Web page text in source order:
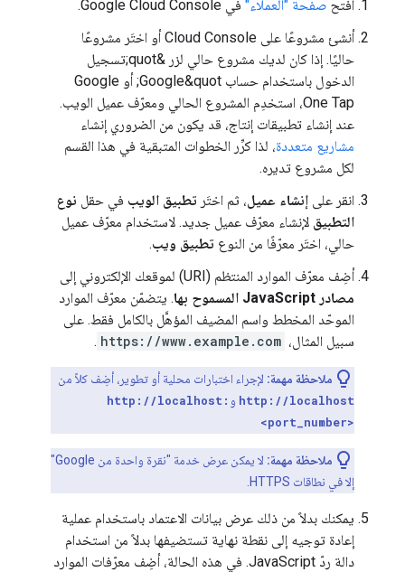
افتح صفحة "العملاء" في Google Cloud Console.
أنشئ مشروعًا على Cloud Console أو اختَر مشروعًا
حاليًا. إذا كان لديك مشروع حالي لزر &quot;تسجيل
الدخول باستخدام حساب Google&quot; أو Google
One Tap، استخدِم المشروع الحالي ومعرّف عميل الويب.
عند إنشاء تطبيقات إنتاج، قد يكون من الضروري إنشاء
مشاريع متعددة، لذا كرِّر الخطوات المتبقية في هذا القسم
لكل مشروع تديره.
انقر على إنشاء عميل، ثم اختَر تطبيق الويب في حقل نوع
التطبيق لإنشاء معرّف عميل جديد. لاستخدام معرّف عميل
حالي، اختَر معرّفًا من النوع تطبيق ويب.
أضِف معرّف الموارد المنتظم (URI) لموقعك الإلكتروني إلى
مصادر JavaScript المسموح بها
. يتضمّن معرّف الموارد
الموحّد المخطط واسم المضيف المؤهَّل بالكامل فقط. على
سبيل المثال، https://www.example.com
.
ملاحظة مهمة: لإجراء اختبارات محلية أو تطوير، أضِف كلاً من
http://localhost و http://localhost:
<port_number>
ملاحظة مهمة:
لا يمكن عرض خدمة "نقرة واحدة من Google"
إلا في نطاقات HTTPS.
يمكنك بدلاً من ذلك عرض بيانات الاعتماد باستخدام عملية
إعادة توجيه إلى نقطة نهاية تستضيفها بدلاً من استخدام
دالة ردّ JavaScript. في هذه الحالة، أضِف معرّفات الموارد